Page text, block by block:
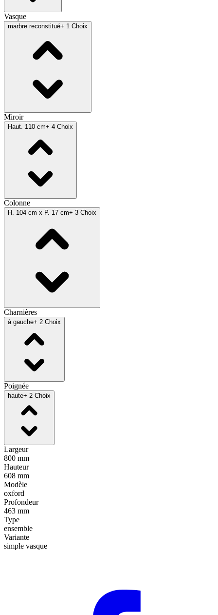
Vasque
marbre reconstitué+ 1 Choix
Miroir
Haut. 110 cm+ 4 Choix
Colonne
H. 104 cm x P. 17 cm+ 3 Choix
Charnières
à gauche+ 2 Choix
Poignée
haute+ 2 Choix
Largeur
800 mm
Hauteur
608 mm
Modèle
oxford
Profondeur
463 mm
Type
ensemble
Variante
simple vasque